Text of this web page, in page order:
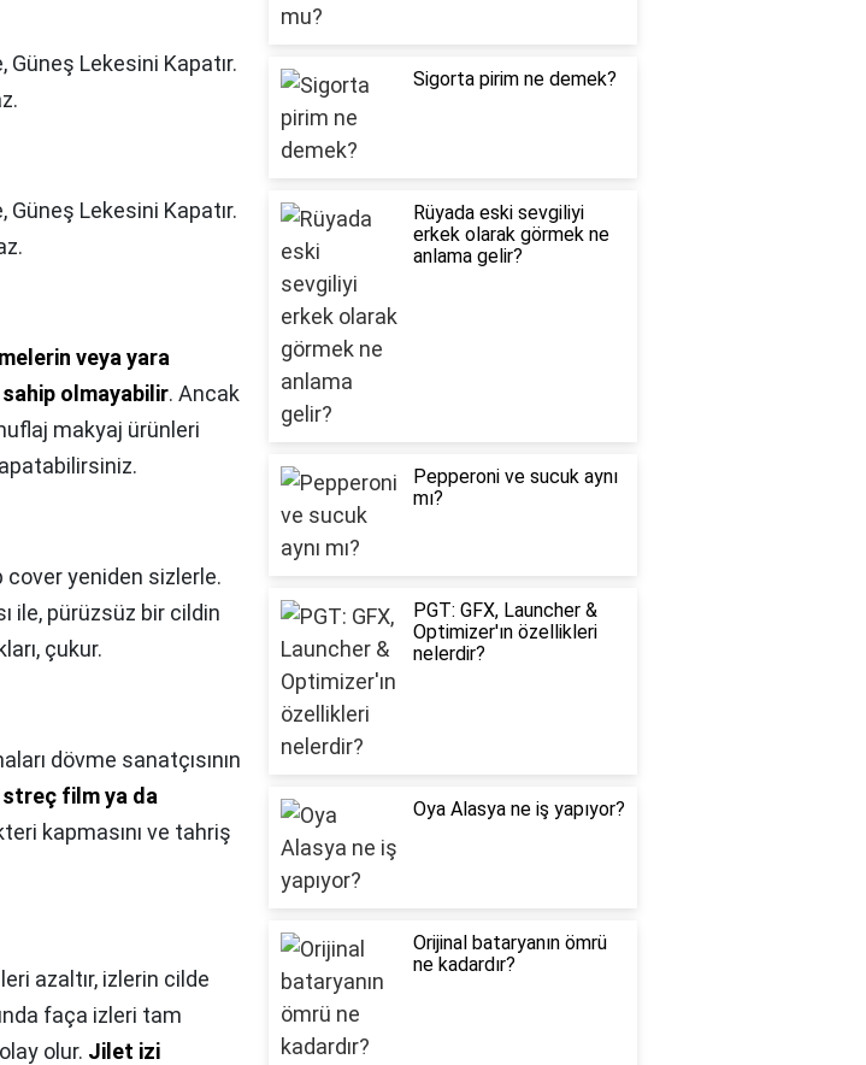
Güneş Lekesini Kapatır.
Güneş Lekesini Kapatır.
veya yara
olmayabilir. Ancak
makyaj ürünleri
yeniden sizlerle.
ile, pürüzsüz bir cildin
çukur.
dövme sanatçısının
streç film ya da
kapmasını ve tahriş
azaltır, izlerin cilde
faça izleri tam
olur. Jilet izi
Sigorta pirim ne demek?
Rüyada eski sevgiliyi
erkek olarak görmek ne
anlama gelir?
Pepperoni ve sucuk aynı
mı?
PGT: GFX, Launcher &
Optimizer'ın özellikleri
nelerdir?
Oya Alasya ne iş yapıyor?
Orijinal bataryanın ömrü
ne kadardır?